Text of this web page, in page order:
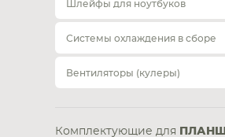
Шлейфы для ноутбуков
Системы охлаждения в сборе
Вентиляторы (кулеры)
Комплектующие для